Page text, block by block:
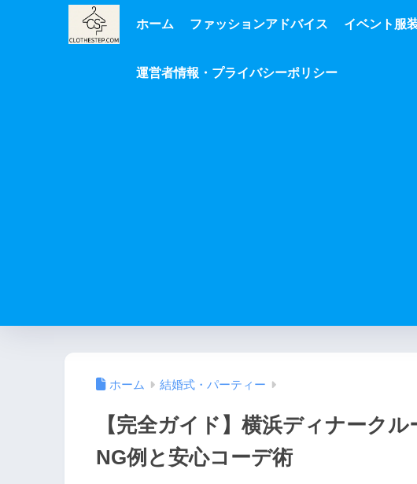
ホーム ファッションアドバイス イベント服
運営者情報・プライバシーポリシー
ホーム 結婚式・パーティー
【完全ガイド】横浜ディナーク
NG例と安心コーデ術